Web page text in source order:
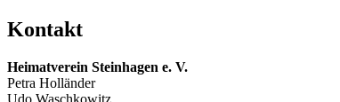
Kontakt
Heimatverein Steinhagen e. V.
Petra Holländer
Udo Waschkowitz